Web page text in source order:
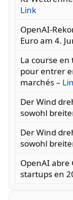
Link
OpenAI-
Euro am 4.
La course en
pour entrer
marchés –
Der Wind
sowohl
Der Wind
sowohl
OpenAI abre
startups en